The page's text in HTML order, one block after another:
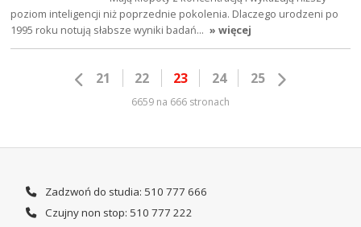
poziom inteligencji niż poprzednie pokolenia. Dlaczego urodzeni po
1995 roku notują słabsze wyniki badań… » więcej
21 22 23 24 25
6659 na 666 stronach
Zadzwoń do studia: 510 777 666
Czujny non stop: 510 777 222